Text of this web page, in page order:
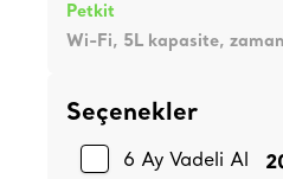
Petkit
Wi-Fi, 5L kapasite,
Seçenekler
6 Ay Vadeli Al